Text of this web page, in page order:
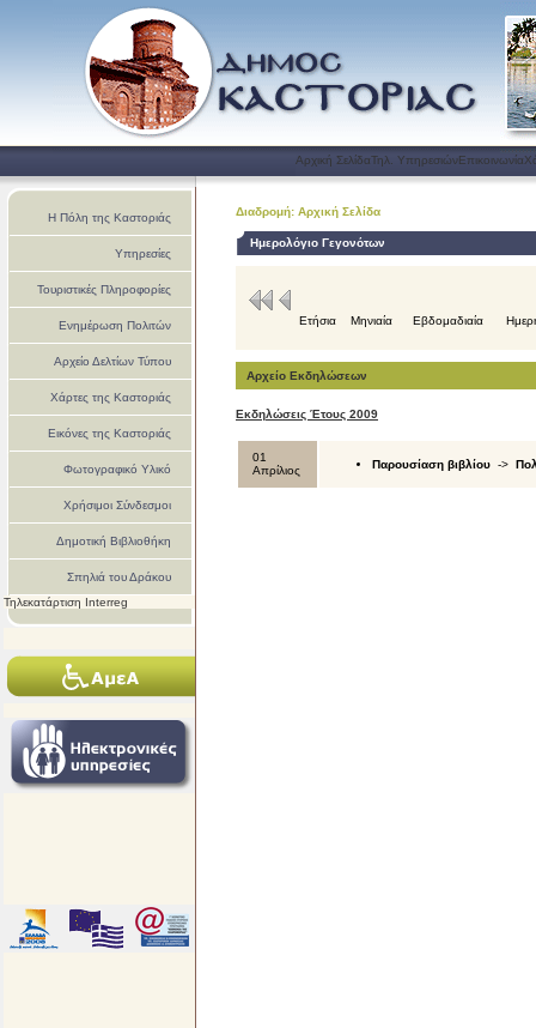
Αρχική ΣελίδαΤηλ. ΥπηρεσιώνΕπικοινωνία
Η Πόλη της Καστοριάς
Υπηρεσίες
Τουριστικές Πληροφορίες
Ενημέρωση Πολιτών
Αρχείο Δελτίων Τύπου
Χάρτες της Καστοριάς
Εικόνες της Καστοριάς
Φωτογραφικό Υλικό
Χρήσιμοι Σύνδεσμοι
Δημοτική Βιβλιοθήκη
Σπηλιά του Δράκου
Τηλεκατάρτιση Interreg
Διαδρομή: Αρχική Σελίδα
Ημερολόγιο Γεγονότων
Ετήσια Μηνιαία Εβδομαδιαία
Αρχείο Εκδηλώσεων
Εκδηλώσεις Έτους 2009
01
Απρίλιος
Παρουσίαση βιβλίου ->